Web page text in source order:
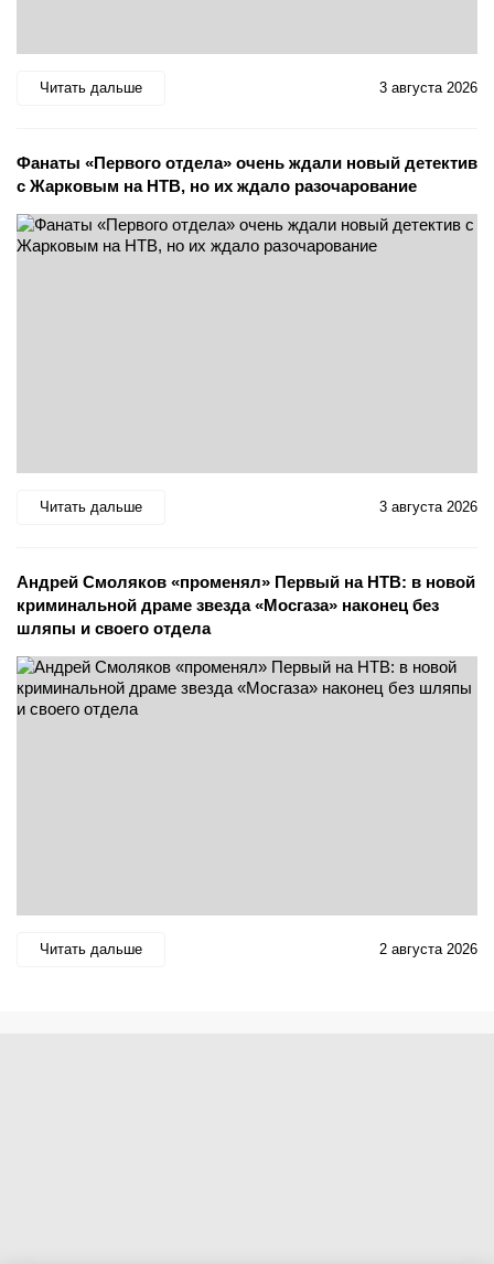
Читать дальше 3 августа 2026
Фанаты «Первого отдела» очень ждали новый детектив
с Жарковым на НТВ, но их ждало разочарование
Читать дальше 3 августа 2026
Андрей Смоляков «променял» Первый на НТВ: в новой
криминальной драме звезда «Мосгаза» наконец без
шляпы и своего отдела
Читать дальше 2 августа 2026